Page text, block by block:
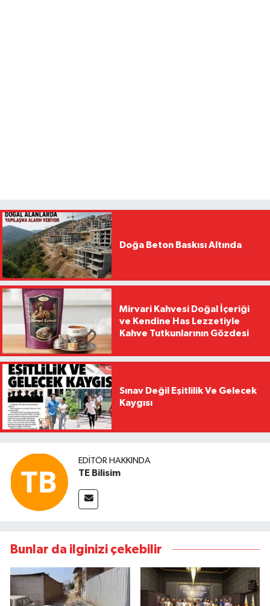
Doğa Beton Baskısı Altında
Mirvari Kahvesi Doğal İçeriği
ve Kendine Has Lezzetiyle
Kahve Tutkunlarının Gözdesi
Sınav Değil Eşitlilik Ve Gelecek
Kaygısı
EDITÖR HAKKINDA
TE Bilisim
Bunlar da ilginizi çekebilir